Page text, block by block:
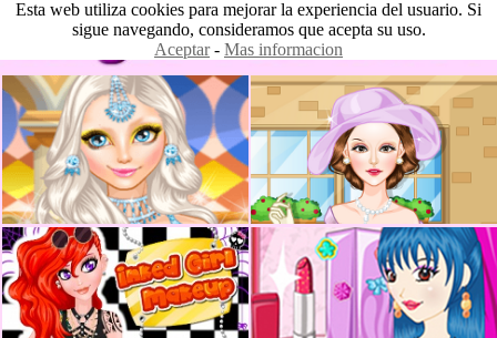
Esta web utiliza cookies para mejorar la experiencia del usuario. Si
sigue navegando, consideramos que acepta su uso.
Aceptar- Mas informacion